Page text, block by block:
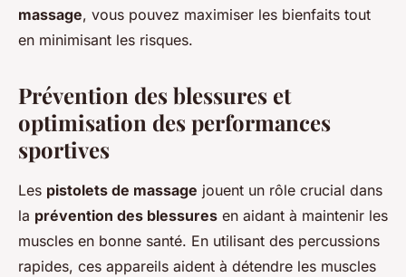
massage, vous pouvez maximiser les bienfaits tout
en minimisant les risques.
Prévention des blessures et
optimisation des performances
sportives
Les pistolets de massage jouent un rôle crucial dans
la prévention des blessures en aidant à maintenir les
muscles en bonne santé. En utilisant des percussions
rapides, ces appareils aident à détendre les muscles